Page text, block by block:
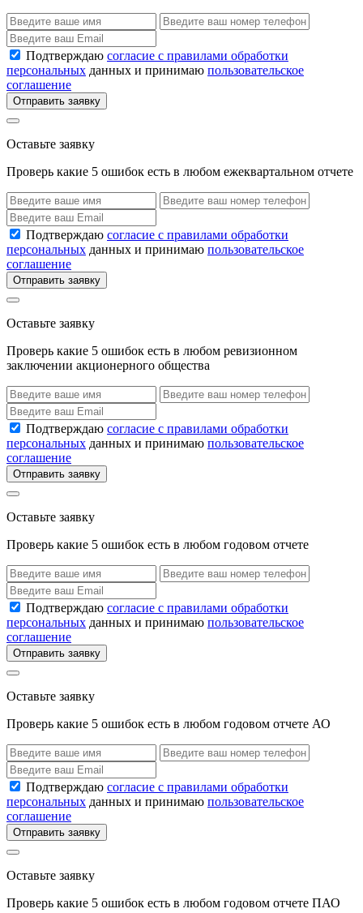
Подтверждаю согласие с правилами обработки
персональных данных и принимаю пользовательское
соглашение
Отправить заявку
Оставьте заявку
Проверь какие 5 ошибок есть в любом ежеквартальном отчете
Подтверждаю согласие с правилами обработки
персональных данных и принимаю пользовательское
соглашение
Отправить заявку
Оставьте заявку
Проверь какие 5 ошибок есть в любом ревизионном
заключении акционерного общества
Подтверждаю согласие с правилами обработки
персональных данных и принимаю пользовательское
соглашение
Отправить заявку
Оставьте заявку
Проверь какие 5 ошибок есть в любом годовом отчете
Подтверждаю согласие с правилами обработки
персональных данных и принимаю пользовательское
соглашение
Отправить заявку
Оставьте заявку
Проверь какие 5 ошибок есть в любом годовом отчете АО
Подтверждаю согласие с правилами обработки
персональных данных и принимаю пользовательское
соглашение
Отправить заявку
Оставьте заявку
Проверь какие 5 ошибок есть в любом годовом отчете ПАО